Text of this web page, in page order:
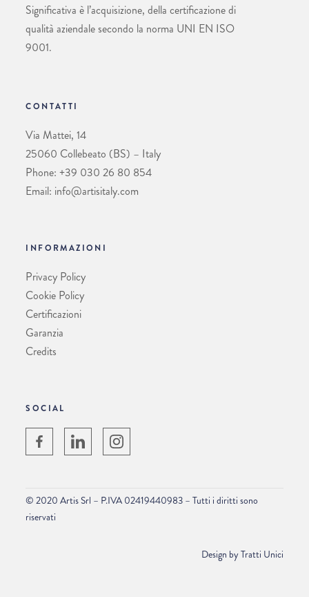
Significativa è l’acquisizione, della certificazione di
qualità aziendale secondo la norma UNI EN ISO
9001.
CONTATTI
Via Mattei, 14
25060 Collebeato (BS) – Italy
Phone: +39 030 26 80 854
Email: info@artisitaly.com
INFORMAZIONI
Privacy Policy
Cookie Policy
Certificazioni
Garanzia
Credits
SOCIAL
© 2020 Artis Srl – P.IVA 02419440983 – Tutti i diritti sono
riservati
Design byTratti Unici